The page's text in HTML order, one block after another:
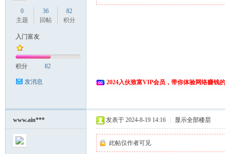
0
主题
36
回帖
82
积分
入门富友
积分 82
发消息 2024入伙致富VIP会员，带你体验网络赚钱
www.ain*** 发表于 2024-8-19 14:16 显示全部楼层
此帖仅作者可见